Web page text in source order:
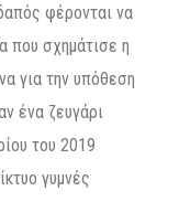
φέρονται να
που σχημάτισε η
για την υπόθεση
ένα ζευγάρι
του 2019
γυμνές